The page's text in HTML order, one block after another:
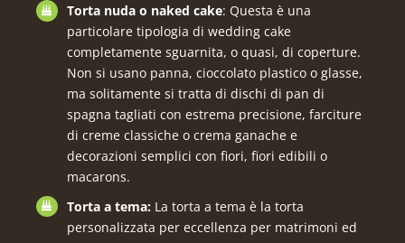
Torta nuda o naked cake: Questa è una
particolare tipologia di wedding cake
completamente sguarnita, o quasi, di coperture.
Non si usano panna, cioccolato plastico o glasse,
ma solitamente si tratta di dischi di pan di
spagna tagliati con estrema precisione, farciture
di creme classiche o crema ganache e
decorazioni semplici con fiori, fiori edibili o
macarons.
Torta a tema:La torta a tema è la torta
personalizzata per eccellenza per matrimoni ed